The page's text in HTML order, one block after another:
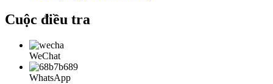
Cuộc điều tra
WeChat
WhatsApp